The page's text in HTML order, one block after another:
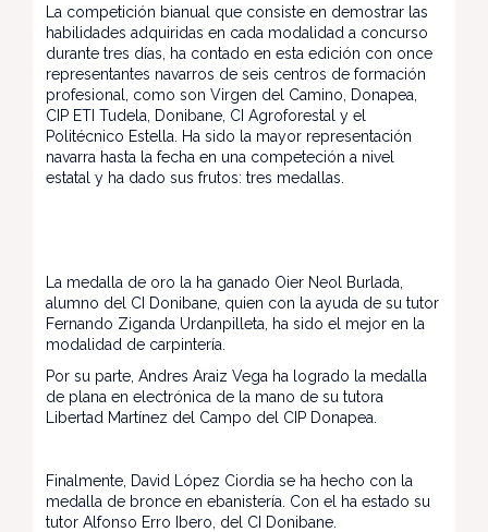
La competición bianual que consiste en demostrar las
habilidades adquiridas en cada modalidad a concurso
durante tres días, ha contado en esta edición con once
representantes navarros de seis centros de formación
profesional, como son Virgen del Camino, Donapea,
CIP ETI Tudela, Donibane, CI Agroforestal y el
Politécnico Estella. Ha sido la mayor representación
navarra hasta la fecha en una competeción a nivel
estatal y ha dado sus frutos: tres medallas.
La medalla de oro la ha ganado Oier Neol Burlada,
alumno del CI Donibane, quien con la ayuda de su tutor
Fernando Ziganda Urdanpilleta, ha sido el mejor en la
modalidad de carpintería.
Por su parte, Andres Araiz Vega ha logrado la medalla
de plana en electrónica de la mano de su tutora
Libertad Martínez del Campo del CIP Donapea.
Finalmente, David López Ciordia se ha hecho con la
medalla de bronce en ebanistería. Con el ha estado su
tutor Alfonso Erro Ibero, del CI Donibane.